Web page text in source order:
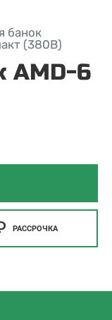
банок
(380В)
РАССРОЧКА